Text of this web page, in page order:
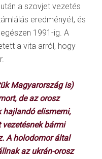
a szovjet vezetés
eredményét, és
1991-ig. A
a vita arról, hogy
Magyarország is)
de az orosz
hajlandó elismerni,
bármi
A holodomor által
az ukrán-orosz